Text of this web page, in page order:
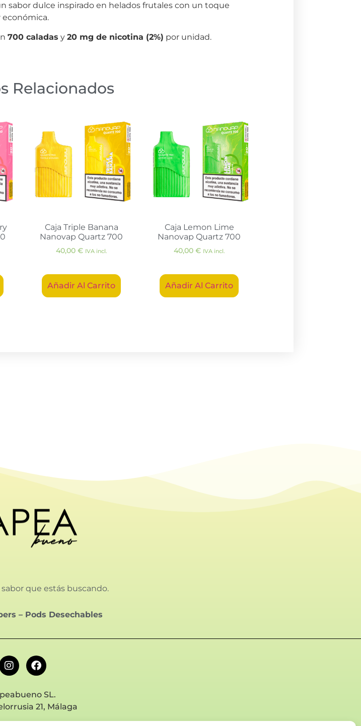
sabor dulce inspirado en helados frutales con un toque
económica.
700 caladas y20 mg de nicotina (2%) por unidad.
Relacionados
Caja Triple Banana
Nanovap Quartz 700
40,00 € IVA incl.
Añadir Al Carrito
Caja Lemon Lime
Nanovap Quartz 700
40,00 € IVA incl.
Añadir Al Carrito
que estás buscando.
– Pods Desechables
SL.
21, Málaga